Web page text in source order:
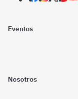
Eventos
Nosotros